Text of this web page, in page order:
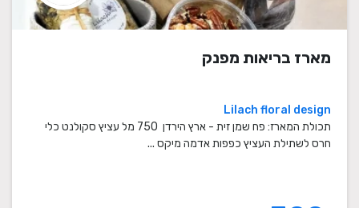
מארז בריאות מפנק
Lilach floral design
תכולת המארז: פח שמן זית - ארץ הירדן 750 מל עציץ סקולנט כלי
חרס לשתילת העציץ כפפות אדמה מיקס ...